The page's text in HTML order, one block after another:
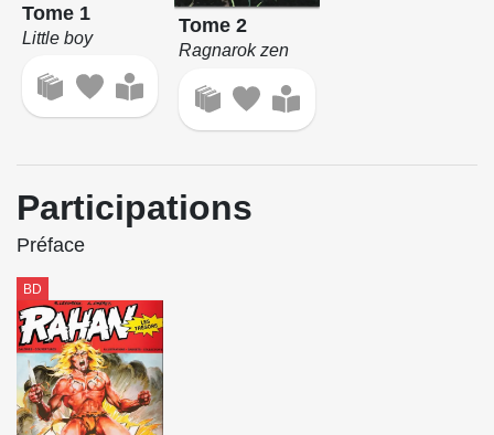
Tome 1
Little boy
Tome 2
Ragnarok zen
Participations
Préface
BD